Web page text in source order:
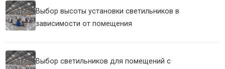
Выбор высоты установки светильников в
зависимости от помещения
Выбор светильников для помещений с